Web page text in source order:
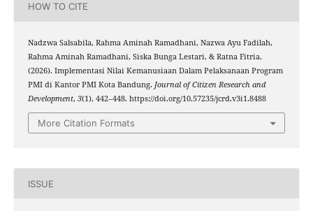
HOW TO CITE
Nadzwa Salsabila, Rahma Aminah Ramadhani, Nazwa Ayu Fadilah,
Rahma Aminah Ramadhani, Siska Bunga Lestari, & Ratna Fitria.
(2026). Implementasi Nilai Kemanusiaan Dalam Pelaksanaan Program
PMI di Kantor PMI Kota Bandung. Journal of Citizen Research and
Development, 3(1), 442–448. https://doi.org/10.57235/jcrd.v3i1.8488
More Citation Formats
ISSUE